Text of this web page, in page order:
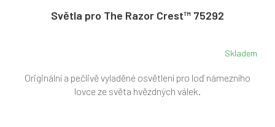
Světla pro The Razor Crest™ 75292
Skladem
Originální a pečlivě vyladěné osvětlení pro loď námezního
lovce ze světa hvězdných válek.